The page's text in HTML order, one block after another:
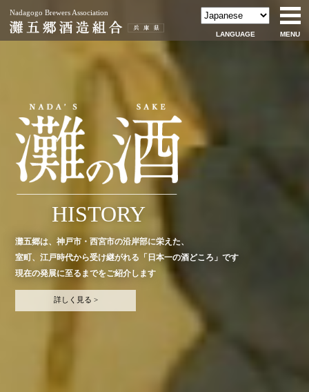
Nadagogo Brewers Association
LANGUAGE MENU
HISTORY
灘五郷は、神戸市・西宮市の沿岸部に栄えた、
室町、江戸時代から受け継がれる「日本一の酒どころ」です
現在の発展に至るまでをご紹介します
詳しく見る >
LOCALITY
灘五郷を含む兵庫県は清酒生産量で全国1位を誇ります。
県内でもナンバーワンの生産量を誇る灘五郷は、
酒造りに適した風土に恵まれ、
水・米・技に優れた「日本一の酒どころ」です。